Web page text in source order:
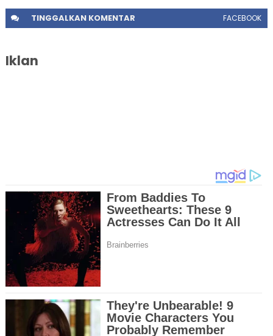
TINGGALKANKOMENTAR FACEBOOK
Iklan